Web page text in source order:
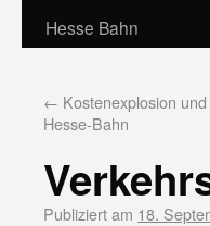
Hesse Bahn
← Kostenexplosion
Hesse-Bahn
Publiziert am 18.